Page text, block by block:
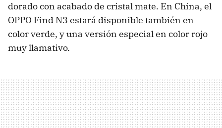
dorado con acabado de cristal mate. En China, el
OPPO Find N3 estará disponible también en
color verde, y una versión especial en color rojo
muy llamativo.